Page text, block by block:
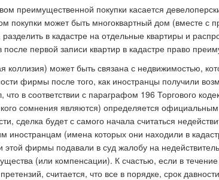
преимущественной покупки касается
покупки может быть многоквартный дом (вместе
в кадастре на отдельные квартиры и
первой записи квартир в кадастре право
может быть связана с недвижимостью,
фирмы после того, как иностранцы получили
в соответствии с параграфом 196 Торгового
сомнения являются) определяется
сделка будет с самого начала считаться
иностранцам (имена которых они находили в
фирмы подавали в суд жалобу на
(или компенсации). К счастью, если в
считается, что все в порядке, срок